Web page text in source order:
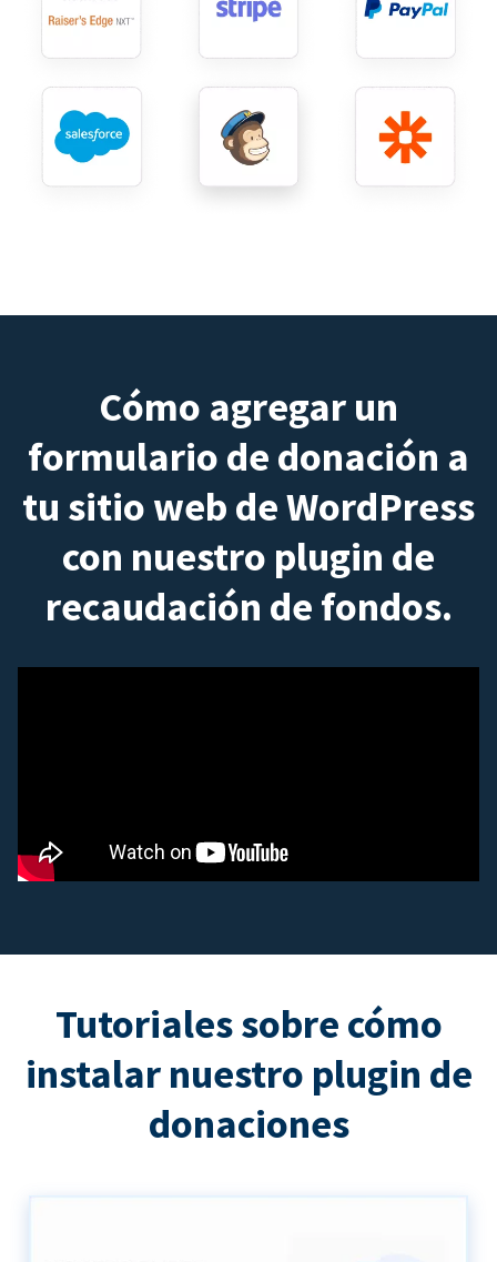
Cómo agregar un
formulario de donación a
tu sitio web de WordPress
con nuestro plugin de
recaudación de fondos.
Tutoriales sobre cómo
instalar nuestro plugin de
donaciones